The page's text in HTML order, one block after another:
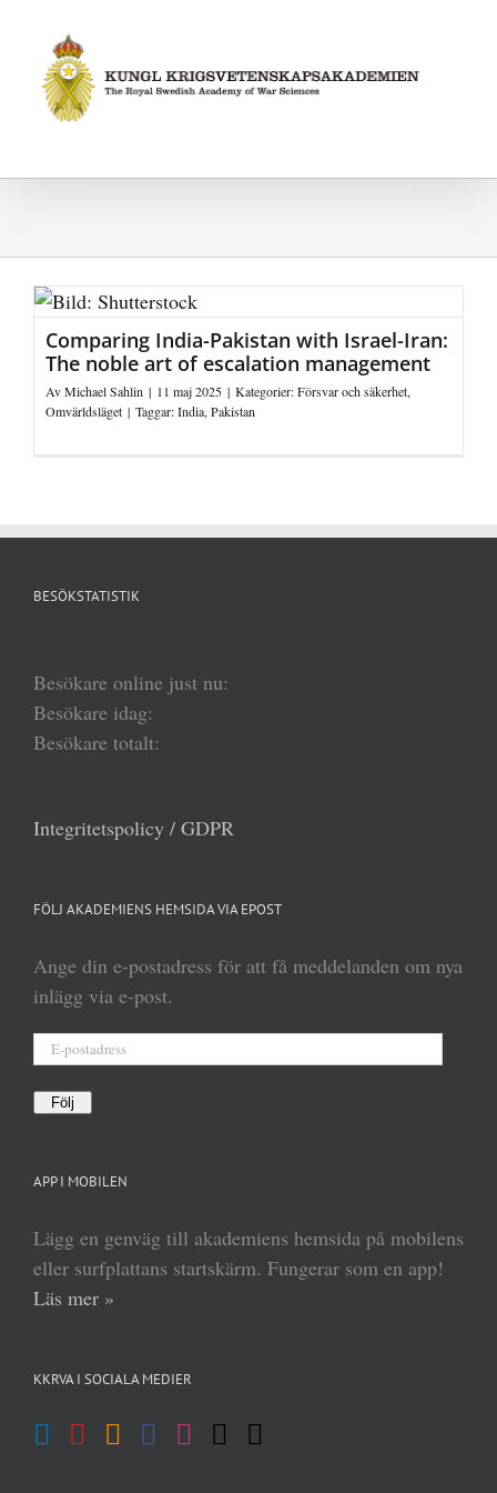
innehållet
Comparing India-Pakistan with Israel-Iran:
The noble art of escalation management
AvMichael Sahlin | 11 maj 2025 | Kategorier:Försvar och säkerhet,
Omvärldsläget | Taggar:India,Pakistan
BESÖKSTATISTIK
Besökare online just nu:
Besökare idag:
Besökare totalt:
Integritetspolicy / GDPR
FÖLJ AKADEMIENS HEMSIDA VIA EPOST
Ange din e-postadress för att få meddelanden om nya
inlägg via e-post.
postadress
Följ
APP I MOBILEN
Lägg en genväg till akademiens hemsida på mobilens
eller surfplattans startskärm. Fungerar som en app!
Läs mer »
KKRVA I SOCIALA MEDIER